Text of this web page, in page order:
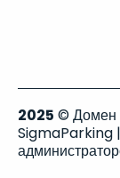
2025 © Домен
SigmaParking